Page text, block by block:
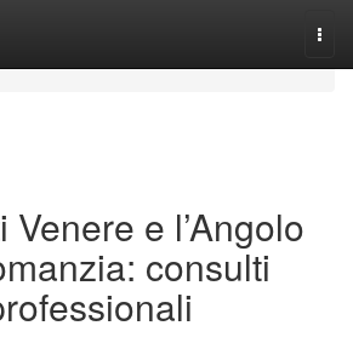
e l’Angolo
consulti